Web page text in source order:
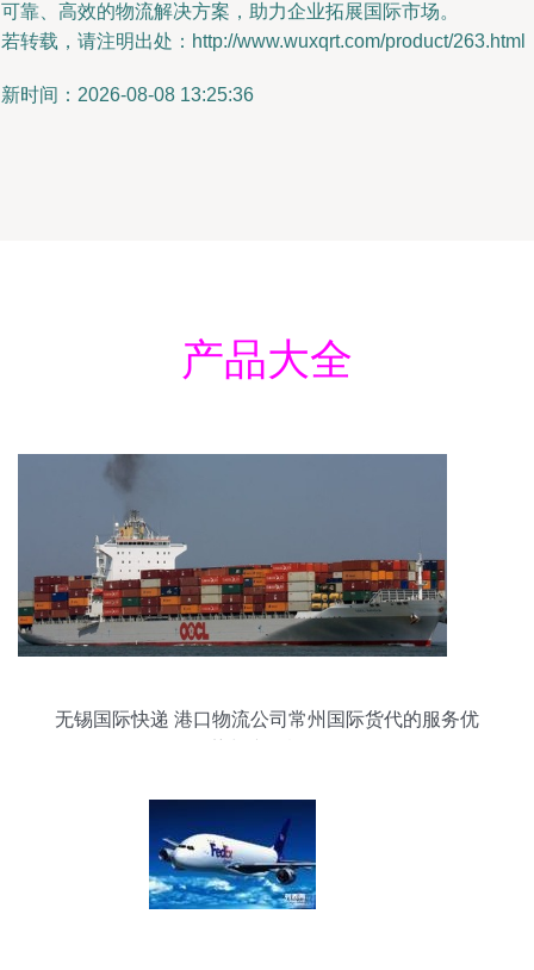
靠、高效的物流解决方案，助力企业拓展国际市场。
转载，请注明出处：http://www.wuxqrt.com/product/263.html
时间：2026-08-08 13:25:36
产品大全
无锡国际快递 港口物流公司常州国际货代的服务优